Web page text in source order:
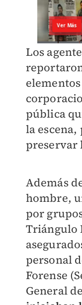
Los
pública
la
preservar
Además
hombre,
por
Triángulo
personal
Forense
General